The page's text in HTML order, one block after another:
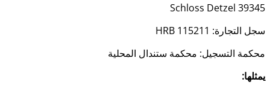
39345 Schloss Detzel
سجل التجارة: HRB 115211
محكمة التسجيل: محكمة ستندال المحلية
يمثلها: